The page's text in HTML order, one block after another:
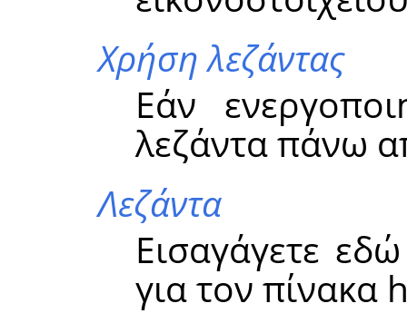
Χρήση λεζάντας
Εάν
λεζάντα πάνω
Λεζάντα
Εισαγάγετε
για τον πίνακα